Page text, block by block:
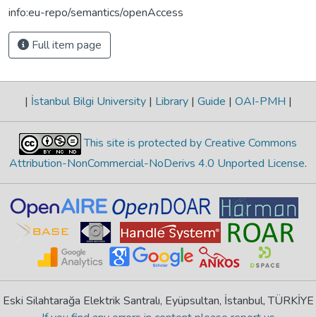
info:eu-repo/semantics/openAccess
Full item page
| İstanbul Bilgi University | Library | Guide | OAI-PMH |
This site is protected by Creative Commons
Attribution-NonCommercial-NoDerivs 4.0 Unported License.
Eski Silahtarağa Elektrik Santralı, Eyüpsultan, İstanbul, TÜRKİYE